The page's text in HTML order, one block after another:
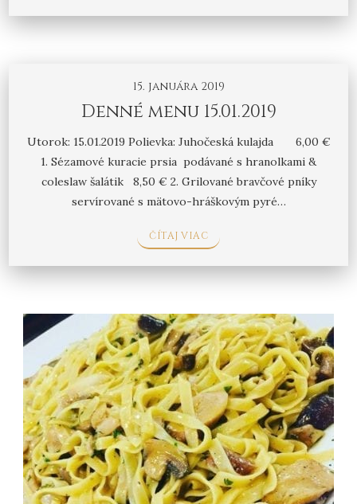
15. januára 2019
Denné menu 15.01.2019
Utorok: 15.01.2019 Polievka: Juhočeská kulajda 6,00 €
1. Sézamové kuracie prsia podávané s hranolkami &
coleslaw šalátik 8,50 € 2. Grilované bravčové pníky
servírované s mätovo-hráškovým pyré…
ČÍTAJ VIAC